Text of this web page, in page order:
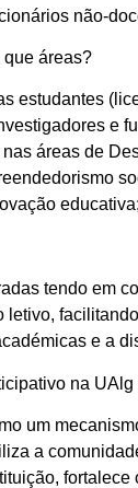
não-
que áreas?
estudantes
e
áreas de
tendo em
letivo,
e a
na UAlg
um
a